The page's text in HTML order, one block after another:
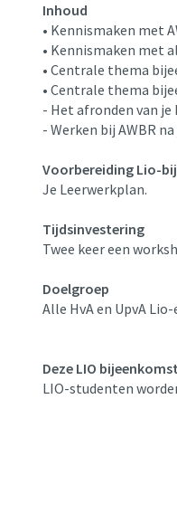
Inhoud
• Kennismaken met
• Kennismaken met
• Centrale thema
• Centrale thema
- Het afronden van
- Werken bij AWBR
Voorbereiding Lio-
Je Leerwerkplan.
Tijdsinvestering
Twee keer een
Doelgroep
Alle HvA en UpvA Lio-
Deze LIO
LIO-studenten